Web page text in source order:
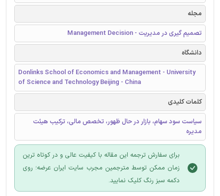
مجله
تصمیم گیری در مدیریت - Management Decision
دانشگاه
Donlinks School of Economics and Management - University
of Science and Technology Beijing - China
کلمات کلیدی
سیاست سود سهام، بازار در حال ظهور، تخصص مالی، ترکیب هیئت
مدیره
برای سفارش ترجمه این مقاله با کیفیت عالی و در کوتاه ترین
زمان ممکن توسط مترجمین مجرب سایت ایران عرضه؛ روی
دکمه سبز رنگ کلیک نمایید.